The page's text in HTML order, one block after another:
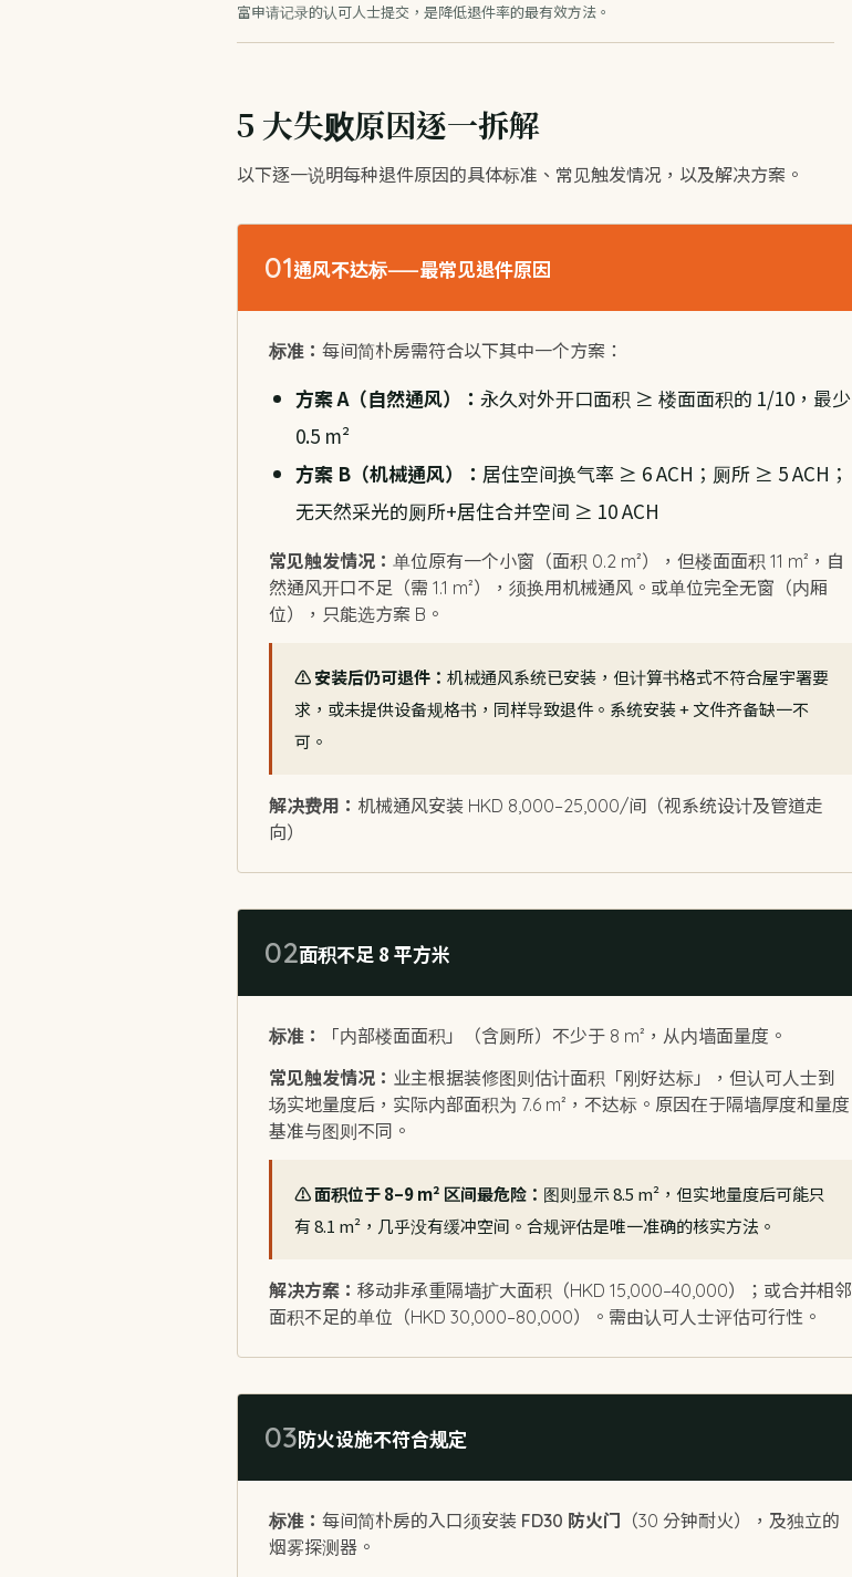
富申请记录的认可人士提交，是降低退件率的最有效方法。
5 大失败原因逐一拆解
以下逐一说明每种退件原因的具体标准、常见触发情况，以及解决方案。
01通风不达标——最常见退件原因
标准： 每间简朴房需符合以下其中一个方案：
方案 A（自然通风）： 永久对外开口面积 ≥ 楼面面积的 1/10，最少
0.5 m²
方案 B（机械通风）： 居住空间换气率 ≥ 6 ACH；厕所 ≥ 5 ACH；
无天然采光的厕所+居住合并空间 ≥ 10 ACH
常见触发情况： 单位原有一个小窗（面积 0.2 m²），但楼面面积 11 m²，自
然通风开口不足（需 1.1 m²），须换用机械通风。或单位完全无窗（内厢
位），只能选方案 B。
⚠️ 安装后仍可退件： 机械通风系统已安装，但计算书格式不符合屋宇署要
求，或未提供设备规格书，同样导致退件。系统安装 + 文件齐备缺一不
可。
解决费用： 机械通风安装 HKD 8,000–25,000/间（视系统设计及管道走
向）
02面积不足 8 平方米
标准：
「内部楼面面积」（含厕所）不少于 8 m²，从内墙面量度。
常见触发情况： 业主根据装修图则估计面积「刚好达标」，但认可人士到
场实地量度后，实际内部面积为 7.6 m²，不达标。原因在于隔墙厚度和量度
基准与图则不同。
⚠️ 面积位于 8–9 m² 区间最危险： 图则显示 8.5 m²，但实地量度后可能只
有 8.1 m²，几乎没有缓冲空间。合规评估是唯一准确的核实方法。
解决方案： 移动非承重隔墙扩大面积（HKD 15,000–40,000）；或合并相邻
面积不足的单位（HKD 30,000–80,000）。需由认可人士评估可行性。
03防火设施不符合规定
标准： 每间简朴房的入口须安装 FD30 防火门
（30 分钟耐火），及独立的
烟雾探测器。